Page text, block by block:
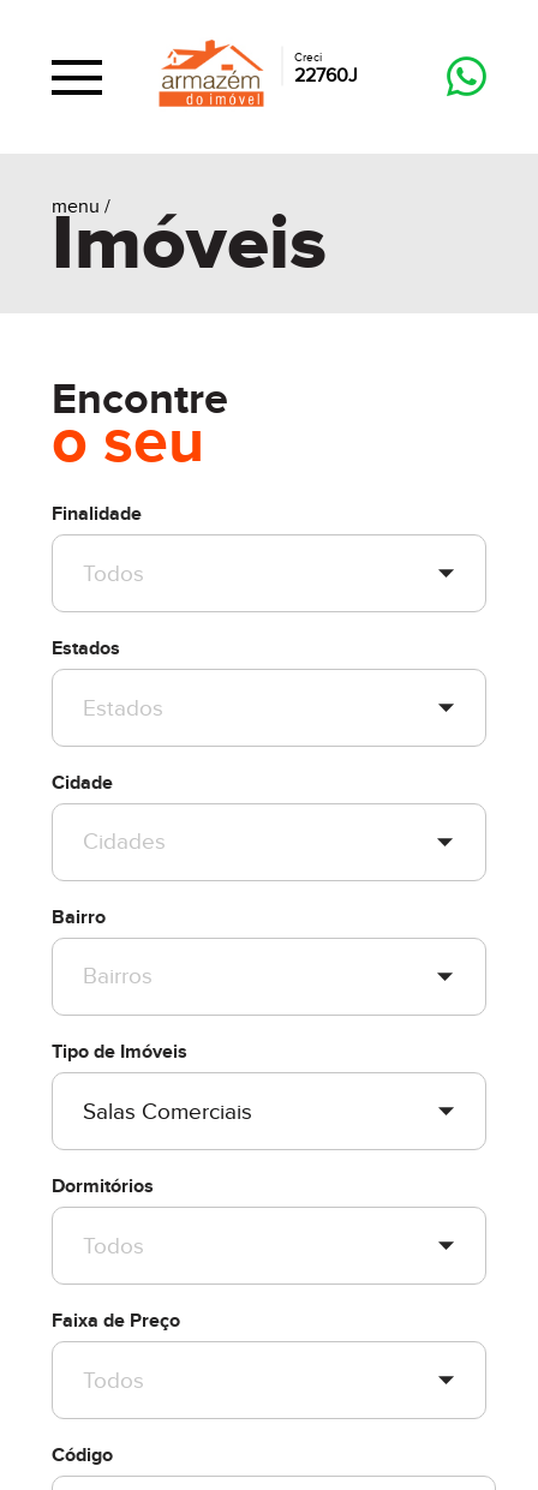
Creci
22760J
menu /
Imóveis
Encontre
o seu
Finalidade
Estados
Cidade
Bairro
Tipo de Imóveis
Dormitórios
Faixa de Preço
Código